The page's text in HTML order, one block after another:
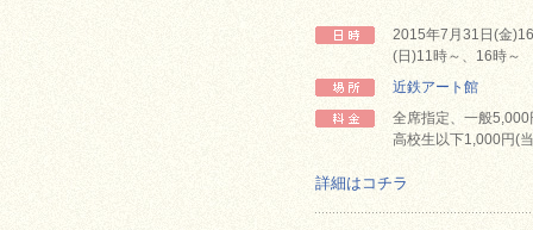
2015年7月31日(金
(日)11時～、16時～
近鉄アート館
全席指定、一般
高校生以下1,000円(
詳細はコチラ